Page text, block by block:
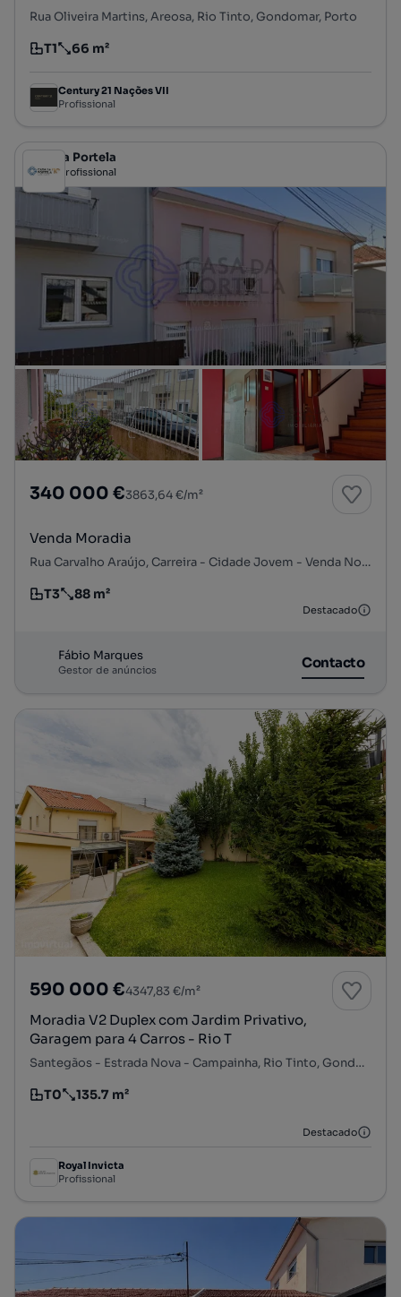
Rua Oliveira Martins, Areosa, Rio Tinto, Gondomar, Porto
Tipologia
T1
Preço por metro quadrado
66 m²
Century 21 Nações VII
Profissional
Casa da Portela
Profissional
340 000 €3863,64 €/m²
Venda Moradia
Rua Carvalho Araújo, Carreira - Cidade Jovem - Venda Nova, Rio Tinto, Gondomar, Porto
Tipologia
T3
Preço por metro quadrado
88 m²
Destacado
Fábio Marques
Gestor de anúncios Contacto
590 000 €4347,83 €/m²
Moradia V2 Duplex com Jardim Privativo,
Garagem para 4 Carros - Rio T
Santegãos - Estrada Nova - Campainha, Rio Tinto, Gondomar, Porto
Tipologia
T0
Preço por metro quadrado
135.7 m²
Destacado
Royal Invicta
Profissional